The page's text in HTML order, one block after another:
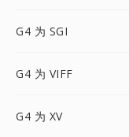
G4 为 SGI
G4 为 VIFF
G4 为 XV